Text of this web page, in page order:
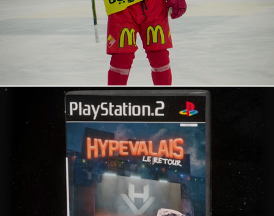
Hype Valais - promo
2022